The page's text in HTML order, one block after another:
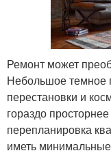
Ремонт может
Небольшое темное
перестановки и
гораздо
перепланировка
иметь